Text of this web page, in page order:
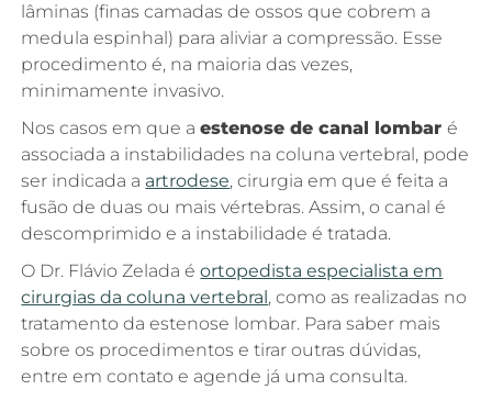
lâminas (finas camadas de ossos que cobrem a
medula espinhal) para aliviar a compressão. Esse
procedimento é, na maioria das vezes,
minimamente invasivo.
Nos casos em que aestenose de canal lombaré
associada a instabilidades na coluna vertebral, pode
ser indicada a artrodese, cirurgia em que é feita a
fusão de duas ou mais vértebras. Assim, o canal é
descomprimido e a instabilidade é tratada.
O Dr. Flávio Zelada éortopedista especialista em
cirurgias da coluna vertebral , como as realizadas no
tratamento da estenose lombar. Para saber mais
sobre os procedimentos e tirar outras dúvidas,
entre em contato e agende já uma consulta.